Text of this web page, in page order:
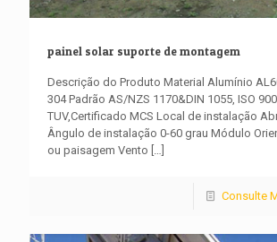
painel solar suporte de montagem
Descrição do Produto Material Alumínio
304 Padrão AS/NZS 1170&DIN 1055, ISO
TUV,Certificado MCS Local de instalação
Ângulo de instalação 0-60 grau Módulo
ou paisagem Vento […]
Consulte